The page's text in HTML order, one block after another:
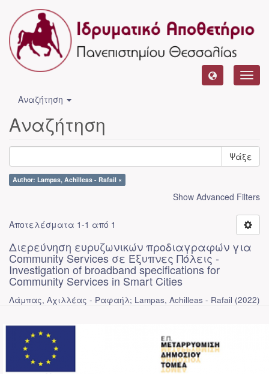
Αναζήτηση
Αναζήτηση
Ψάξε
Author: Lampas, Achilleas - Rafail ×
Show Advanced Filters
Αποτελέσματα 1-1 από 1
Διερεύνηση ευρυζωνικών προδιαγραφών για
Community Services σε Έξυπνες Πόλεις -
Investigation of broadband specifications for
Community Services in Smart Cities
Λάμπας, Αχιλλέας - Ραφαήλ; Lampas, Achilleas - Rafail (2022)